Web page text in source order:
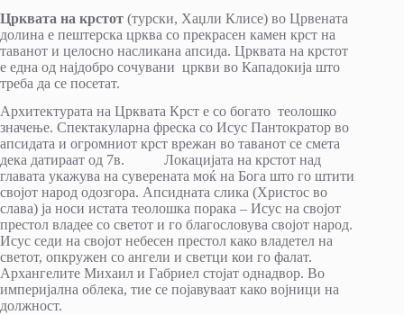
Црквата на крстот (турски, Хаџли Клисе) во Црвената
долина е пештерска црква со прекрасен камен крст на
таванот и целосно насликана апсида. Црквата на крстот
е една од најдобро сочувани цркви во Кападокија што
треба да се посетат.
Архитектурата на Црквата Крст е со богато теолошко
значење. Спектакуларна фреска со Исус Пантократор во
апсидата и огромниот крст врежан во таванот се смета
дека датираат од 7в. Локацијата на крстот над
главата укажува на суверената моќ на Бога што го штити
својот народ одозгора. Апсидната слика (Христос во
слава) ја носи истата теолошка порака – Исус на својот
престол владее со светот и го благословува својот народ.
Исус седи на својот небесен престол како владетел на
светот, опкружен со ангели и светци кои го фалат.
Архангелите Михаил и Габриел стојат однадвор. Во
империјална облека, тие се појавуваат како војници на
должност.